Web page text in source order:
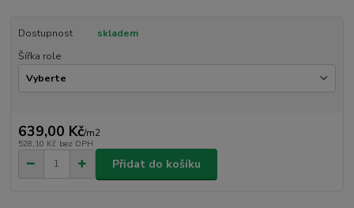
Dostupnost
skladem
Šířka role
639,00 Kč/m2
528,10 Kč bez DPH
Přidat do košíku